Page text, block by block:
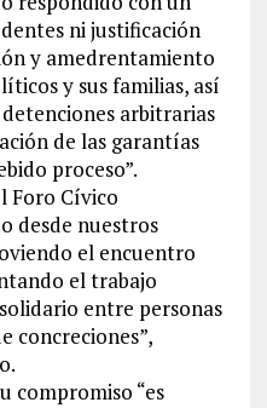
ni justificación
y amedrentamiento
y sus familias, así
arbitrarias
de las garantías
proceso”.
Foro Cívico
desde nuestros
el encuentro
el trabajo
entre personas
concreciones”,
compromiso “es